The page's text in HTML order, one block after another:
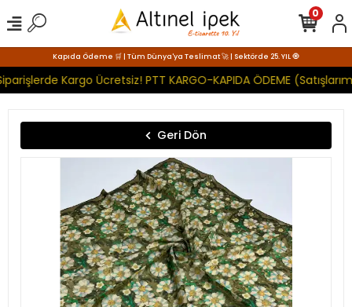
Kapıda Ödeme 🛒 | Tüm Dünya'ya Teslimat 🚀 | Sektörde 25. YIL 🧿
Kargo Ücretsiz! PTT KARGO-KAPIDA ÖDEME
0
Geri Dön